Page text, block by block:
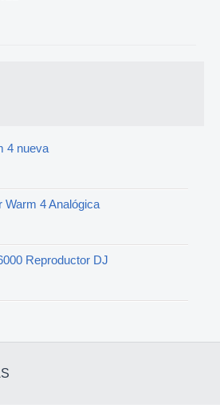
4 nueva
Warm 4 Analógica
Reproductor DJ